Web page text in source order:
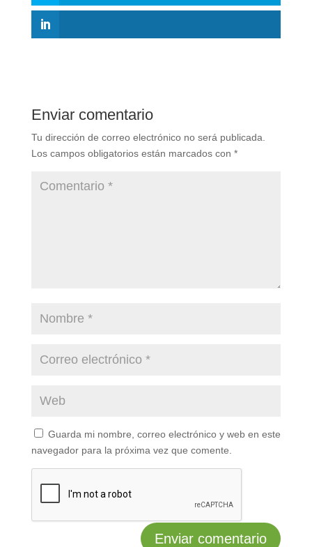
Enviar comentario
Tu dirección de correo electrónico no será publicada.
Los campos obligatorios están marcados con *
Guarda mi nombre, correo electrónico y web en este
navegador para la próxima vez que comente.